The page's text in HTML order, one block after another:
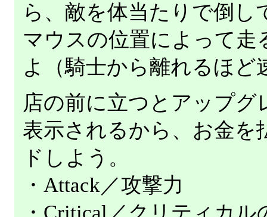
ら、敵を体当たりで倒し
マウスの位置によって走
よ（騎士から離れるほど
店の前に立つとアップグ
表示されるから、お金を
ドしよう。
・Attack／攻撃力
・Critical／クリティカル